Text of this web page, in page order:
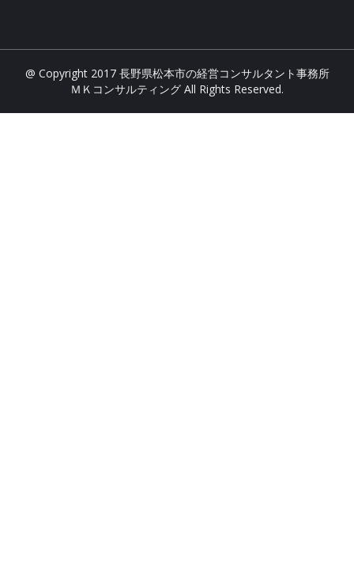
@ Copyright 2017 長野県松本市の経営コンサルタント事務所
ＭＫコンサルティング All Rights Reserved.